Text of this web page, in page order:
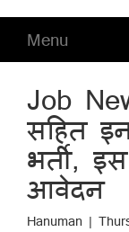
Menu
Job
सहित
भर्ती,
आवेदन
Hanuman |